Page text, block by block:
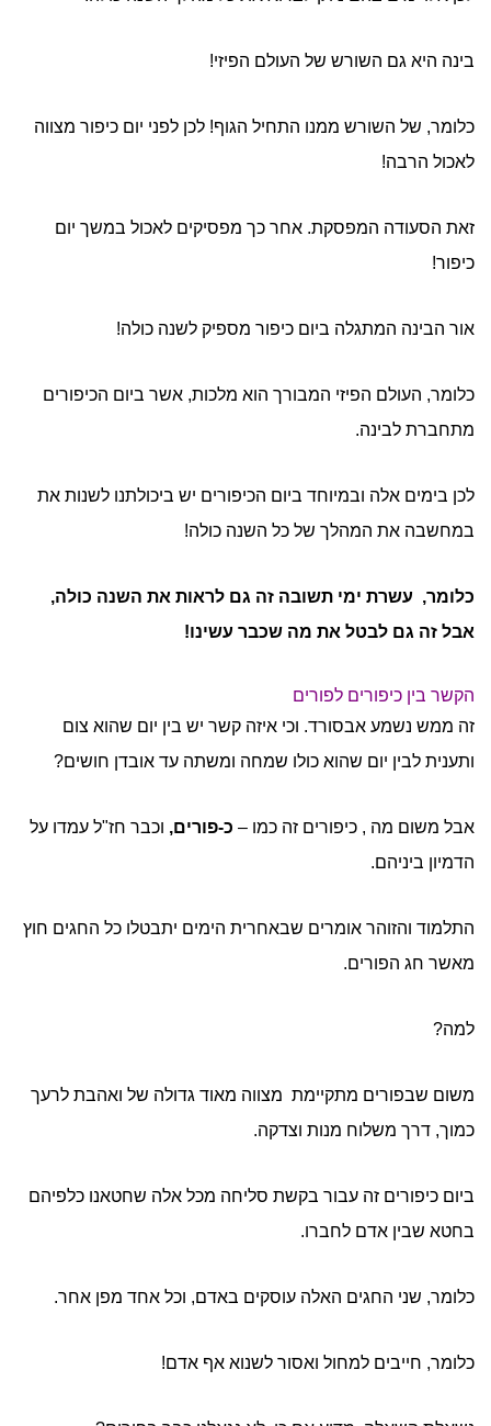
בינה היא גם השורש של העולם הפיזי!
כלומר, של השורש ממנו התחיל הגוף! לכן לפני יום כיפור מצווה
לאכול הרבה!
זאת הסעודה המפסקת. אחר כך מפסיקים לאכול במשך יום
כיפור!
אור הבינה המתגלה ביום כיפור מספיק לשנה כולה!
כלומר, העולם הפיזי המבורך הוא מלכות, אשר ביום הכיפורים
מתחברת לבינה.
לכן בימים אלה ובמיוחד ביום הכיפורים יש ביכולתנו לשנות את
במחשבה את המהלך של כל השנה כולה!
כלומר, עשרת ימי תשובה זה גם לראות את השנה כולה,
אבל זה גם לבטל את מה שכבר עשינו!
הקשר בין כיפורים לפורים
זה ממש נשמע אבסורד. וכי איזה קשר יש בין יום שהוא צום
ותענית לבין יום שהוא כולו שמחה ומשתה עד אובדן חושים?
אבל משום מה , כיפורים זה כמו – כ-פורים, וכבר חז"ל עמדו על
הדמיון ביניהם.
התלמוד והזוהר אומרים שבאחרית הימים יתבטלו כל החגים חוץ
מאשר חג הפורים.
למה?
משום שבפורים מתקיימת מצווה מאוד גדולה של ואהבת לרעך
כמוך, דרך משלוח מנות וצדקה.
ביום כיפורים זה עבור בקשת סליחה מכל אלה שחטאנו כלפיהם
בחטא שבין אדם לחברו.
כלומר, שני החגים האלה עוסקים באדם, וכל אחד מפן אחר.
כלומר, חייבים למחול ואסור לשנוא אף אדם!